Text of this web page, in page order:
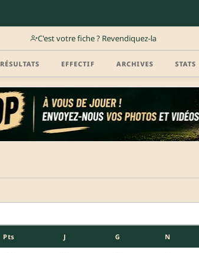
C'est votre fiche ? Revendiquez-la
RÉSULTATS EFFECTIF ARCHIVES STATS
Pts J G N